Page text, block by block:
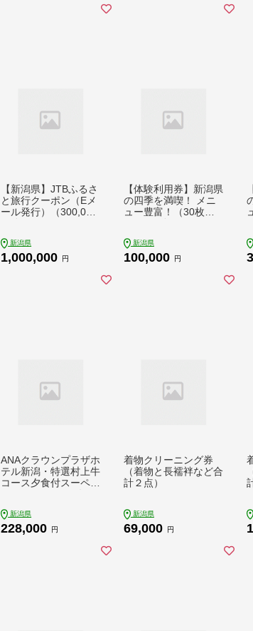
【新潟県】JTBふるさ
と旅行クーポン（Eメ
ール発行）（300,000
新潟県
1,000,000 円
【体験利用券】新潟県
の四季を満喫！ メニ
ュー豊富！（30枚）3
新潟県
100,000 円
ANAクラウンプラザホ
テル新潟・特選村上牛
コース夕食付スーペリ
食付き）
新潟県
228,000 円
着物クリーニング券
（着物と長襦袢など合
計２点）
新潟県
69,000 円